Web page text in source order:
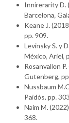
Innirerarity D.
Barcelona,
Keane J.
pp. 909.
Levinsky S. y
México, Ariel,
Rosanvallon
Gutenberg,
Nussbaum
Paidós, pp.
Naím M.
368.